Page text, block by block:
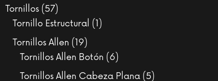
Tornillos 5757
productos
Tornillo Estructural 1 1
Tornillos Allen 1919
productos
Tornillos Allen Botón 66
productos
Tornillos Allen Cabeza Plana 55